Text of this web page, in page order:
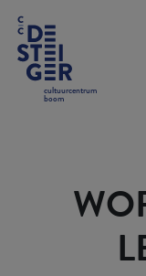
cultuurcentrum
boom